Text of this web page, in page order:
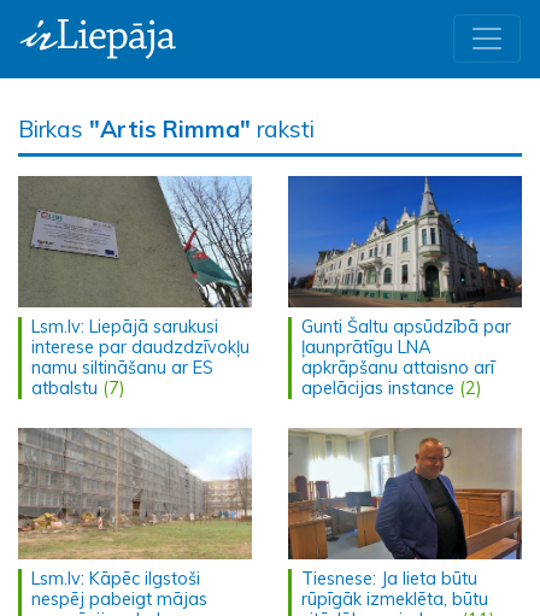
Birkas "Artis Rimma" raksti
Lsm.lv: Liepājā sarukusi
interese par daudzdzīvokļu
namu siltināšanu ar ES
atbalstu (7)
Gunti Šaltu apsūdzībā par
ļaunprātīgu LNA
apkrāpšanu attaisno arī
apelācijas instance (2)
Lsm.lv: Kāpēc ilgstoši
nespēj pabeigt mājas
Tiesnese: Ja lieta būtu
rūpīgāk izmeklēta, būtu